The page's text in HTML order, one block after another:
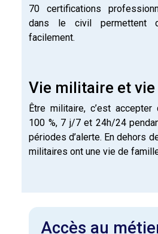
70 certifications
dans le civil permettent
facilement.
Vie militaire et
Être militaire, c’est accepter
100 %, 7 j/7 et 24h/24
périodes d’alerte. En dehors
militaires ont une vie de
Accès au